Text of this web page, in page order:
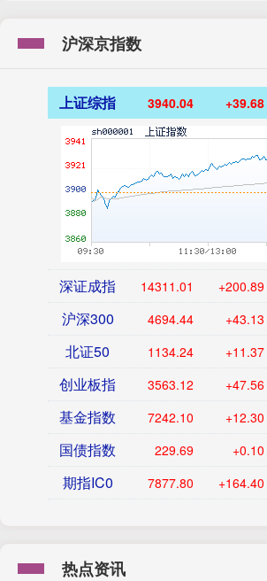
沪深京指数
上证综指 3940.04 +39.68
深证成指 14311.01 +200.89
沪深300 4694.44 +43.13
北证50 1134.24 +11.37
创业板指 3563.12 +47.56
基金指数 7242.10 +12.30
国债指数 229.69 +0.10
期指IC0 7877.80 +164.40
热点资讯